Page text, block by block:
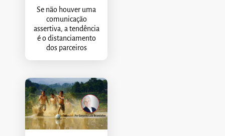
Se não houver uma
comunicação
assertiva, a tendência
é o distanciamento
dos parceiros